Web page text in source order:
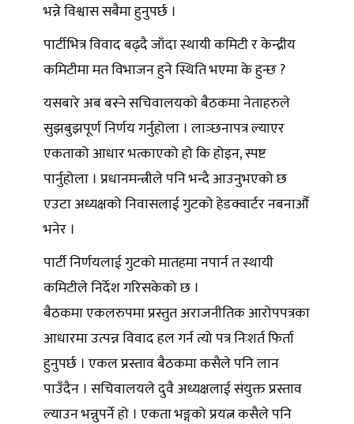
भन्ने विश्वास सबैमा हुनुपर्छ ।
पार्टीभित्र विवाद बढ्दै जाँदा स्थायी कमिटी र केन्द्रीय
कमिटीमा मत विभाजन हुने स्थिति भएमा के हुन्छ ?
यसबारे अब बस्ने सचिवालयको बैठकमा नेताहरुले
सुझबुझपूर्ण निर्णय गर्नुहोला । लाञ्छनापत्र ल्याएर
एकताको आधार भत्काएको हो कि होइन, स्पष्ट
पार्नुहोला । प्रधानमन्त्रीले पनि भन्दै आउनुभएको छ
एउटा अध्यक्षको निवासलाई गुटको हेडक्वार्टर नबनाऔँ
भनेर ।
पार्टी निर्णयलाई गुटको मातहमा नपार्न त स्थायी
कमिटीले निर्देश गरिसकेको छ ।
बैठकमा एकलरुपमा प्रस्तुत अराजनीतिक आरोपपत्रका
आधारमा उत्पन्न विवाद हल गर्न त्यो पत्र निःशर्त फिर्ता
हुनुपर्छ । एकल प्रस्ताव बैठकमा कसैले पनि लान
पाउँदैन । सचिवालयले दुवै अध्यक्षलाई संयुक्त प्रस्ताव
ल्याउन भन्नुपर्ने हो । एकता भङ्गको प्रयत्न कसैले पनि